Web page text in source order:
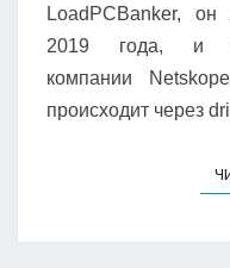
LoadPCBanker,
2019 года, и
компании
происходит через